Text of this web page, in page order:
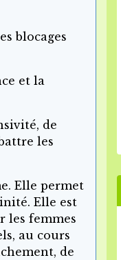
blocages
et la
de
les
Elle permet
Elle est
les femmes
au cours
de